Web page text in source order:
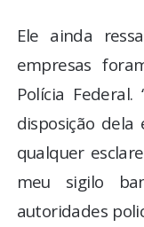
Ele ainda
empresas
Polícia
disposição
qualquer
meu sigilo
autoridades